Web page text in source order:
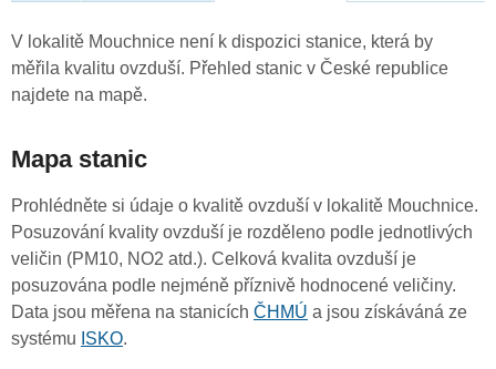
V lokalitě Mouchnice není k dispozici stanice, která by
měřila kvalitu ovzduší. Přehled stanic v České republice
najdete na mapě.
Mapa stanic
Prohlédněte si údaje o kvalitě ovzduší v lokalitě Mouchnice.
Posuzování kvality ovzduší je rozděleno podle jednotlivých
veličin (PM10, NO2 atd.). Celková kvalita ovzduší je
posuzována podle nejméně příznivě hodnocené veličiny.
Data jsou měřena na stanicích ČHMÚ a jsou získáváná ze
systému ISKO.